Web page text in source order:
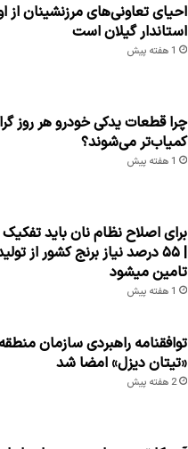
احیای تعاونی‌های مرزنشینان از
استاندار گیلان است
1 هفته پیش
چرا قطعات یدکی خودرو هر روز
کمیاب‌تر می‌شوند؟
1 هفته پیش
برای اصلاح نظام نان باید
| ۵۵ درصد نیاز برنج کشور از
تامین میشود
1 هفته پیش
توافقنامه راهبردی سازمان منطقه
«تیتان دیزل» امضا شد
2 هفته پیش